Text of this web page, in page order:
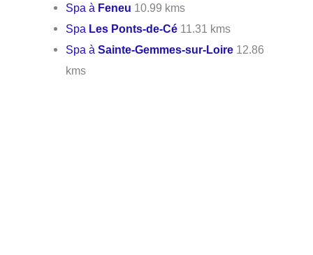
Spa à Feneu 10.99 kms
Spa Les Ponts-de-Cé 11.31 kms
Spa àSainte-Gemmes-sur-Loire 12.86
kms